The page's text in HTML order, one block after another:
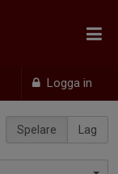
Logga in
Spelare Lag